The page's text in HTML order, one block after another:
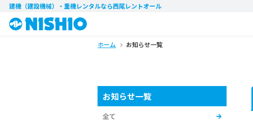
建機（建設機械）・重機レンタルなら西尾レントオール
ホーム お知らせ一覧
お知らせ一覧
全て